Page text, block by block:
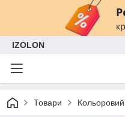
IZOLON
Товари Кольоровий